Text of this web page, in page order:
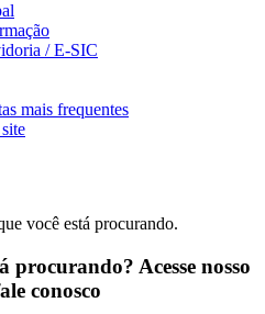
/ E-SIC
mais frequentes
você está procurando.
procurando? Acesse nosso
conosco